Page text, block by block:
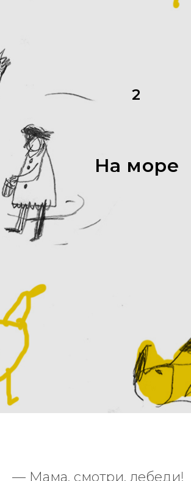
2
На море
— Мама, смотри, лебеди!